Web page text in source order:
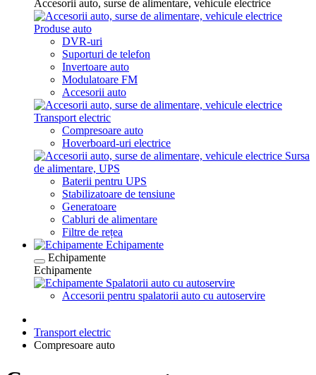
Accesorii auto, surse de alimentare, vehicule electrice
Produse auto
DVR-uri
Suporturi de telefon
Invertoare auto
Modulatoare FM
Accesorii auto
Transport electric
Compresoare auto
Hoverboard-uri electrice
Sursa
de alimentare, UPS
Baterii pentru UPS
Stabilizatoare de tensiune
Generatoare
Cabluri de alimentare
Filtre de rețea
Echipamente
Echipamente
Echipamente
Spalatorii auto cu autoservire
Accesorii pentru spalatorii auto cu autoservire
Transport electric
Compresoare auto